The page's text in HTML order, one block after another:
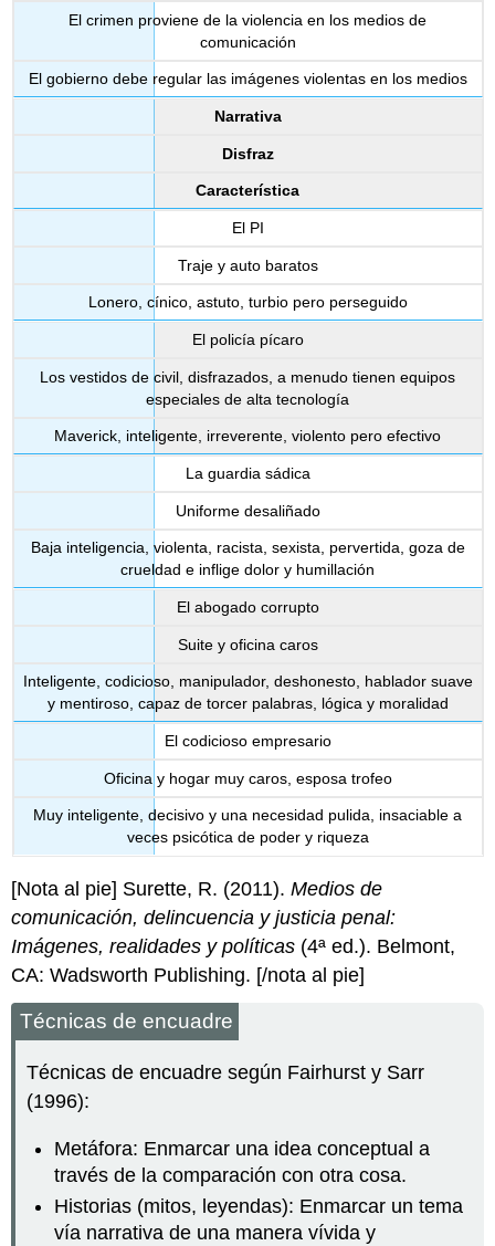
El crimen proviene de la violencia en los medios de
comunicación
El gobierno debe regular las imágenes violentas en los medios
Narrativa
Disfraz
Característica
El PI
Traje y auto baratos
Lonero, cínico, astuto, turbio pero perseguido
El policía pícaro
Los vestidos de civil, disfrazados, a menudo tienen equipos
especiales de alta tecnología
Maverick, inteligente, irreverente, violento pero efectivo
La guardia sádica
Uniforme desaliñado
Baja inteligencia, violenta, racista, sexista, pervertida, goza de
crueldad e inflige dolor y humillación
El abogado corrupto
Suite y oficina caros
Inteligente, codicioso, manipulador, deshonesto, hablador suave
y mentiroso, capaz de torcer palabras, lógica y moralidad
El codicioso empresario
Oficina y hogar muy caros, esposa trofeo
Muy inteligente, decisivo y una necesidad pulida, insaciable a
veces psicótica de poder y riqueza
[Nota al pie] Surette, R. (2011).Medios de
comunicación, delincuencia y justicia penal:
Imágenes, realidades y políticas (4ª ed.). Belmont,
CA: Wadsworth Publishing. [/nota al pie]
Técnicas de encuadre
Técnicas de encuadre según Fairhurst y Sarr
(1996):
Metáfora: Enmarcar una idea conceptual a
través de la comparación con otra cosa.
Historias (mitos, leyendas): Enmarcar un tema
vía narrativa de una manera vívida y